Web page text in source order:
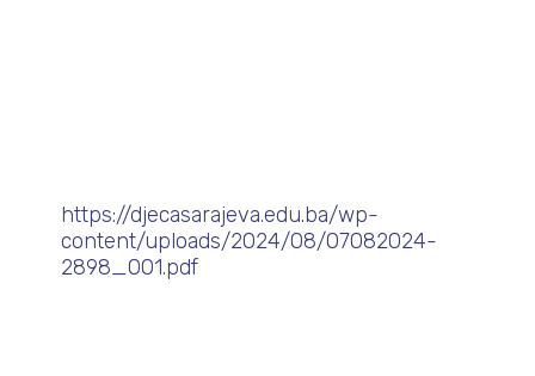
https://djecasarajeva.edu.ba/wp-
content/uploads/2024/08/07082024-
2898_001.pdf